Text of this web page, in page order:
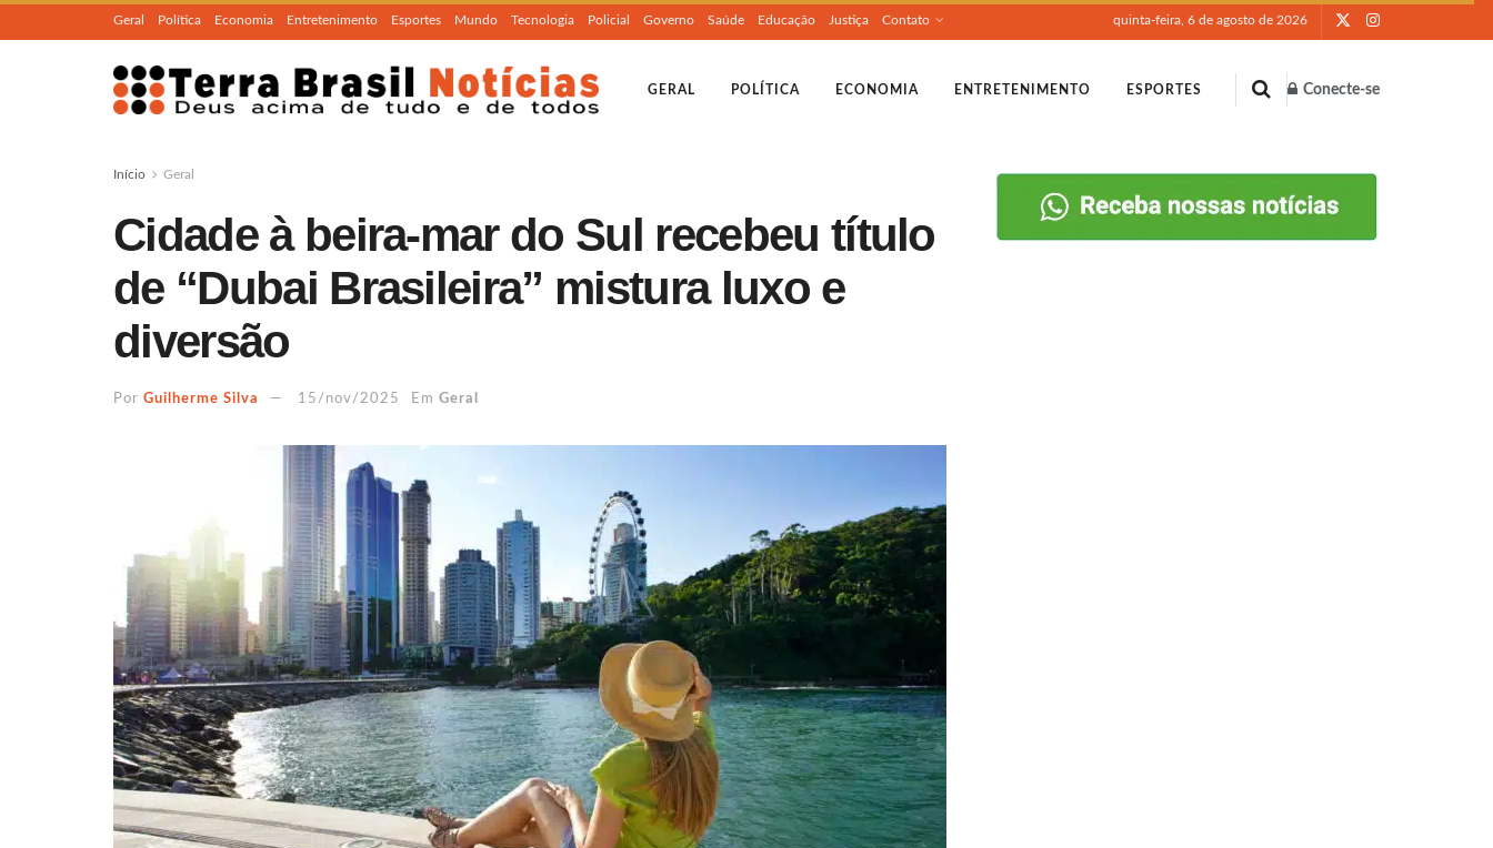
Geral Política Economia Entretenimento Esportes Mundo Tecnologia Policial Governo Saúde Educação Justiça Contato quinta-feira, 6 de agosto de 2026
GERAL POLÍTICA ECONOMIA ENTRETENIMENTO ESPORTES Conecte-se
Início Geral
Cidade à beira-mar do Sul recebeu título
de “Dubai Brasileira” mistura luxo e
diversão
Por Guilherme Silva 15/nov/2025 Em Geral